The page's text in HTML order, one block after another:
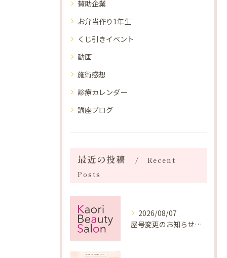
賛助企業
お弁当作り1年生
くじ引きイベント
動画
施術感想
診療カレンダー
講座ブログ
最近の投稿
Recent
Posts
2026/08/07
屋号変更のお知らせと「SAKUYA Harmonies」に込めた想い